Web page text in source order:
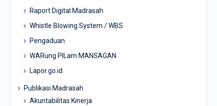
Raport Digital Madrasah
Whistle Blowing System / WBS
Pengaduan
WARung PILam MANSAGAN
Lapor.go.id
Publikasi Madrasah
Akuntabilitas Kinerja